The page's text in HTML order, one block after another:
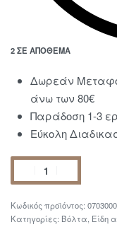
2 ΣΕ ΑΠΌΘΕΜΑ
Δωρεάν
άνω των 80€
Παράδοση 1-3
Εύκολη
Κατηγορίες: Βόλτα, Είδη